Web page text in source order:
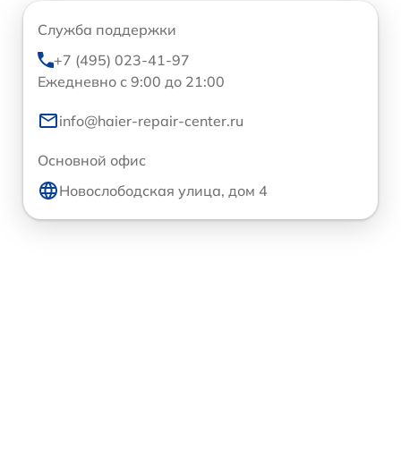
Служба поддержки
+7 (495) 023-41-97
Ежедневно с 9:00 до 21:00
info@haier-repair-center.ru
Основной офис
Новослободская улица, дом 4